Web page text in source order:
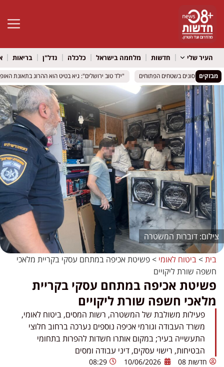
פתח
העיר שלי חדשות מלחמה בישראל כלכלה נדל"ן בריאות
מבזקיםחיסונים בשטחים הפתוחים
חיסונים בשטחים הפתוחים "ילד טוב ירושלים": גיא בטיט הוא ההרוג בתאונת
"ילד טוב ירושלים": גיא בטיט הוא ההרוג בתאונת
דוברות המשטרה
בית>ביטוח לאומי >פשיטת אכיפה במתחם עסקי בקריית מלאכי
חשפה שורת ליקויים
פשיטת אכיפה במתחם עסקי בקריית
מלאכי חשפה שורת ליקויים
פעילות משולבת של המשטרה, רשות המסים, ביטוח לאומי,
משרד העבודה וגורמי אכיפה נוספים נערכה ברחוב חלוצי
התעשייה בעיר; במקום אותרו חשדות להפרות בתחומי
הבטיחות, רישוי עסקים, דיני עבודה ומסים
חדשות 08 10/06/2026
08:29